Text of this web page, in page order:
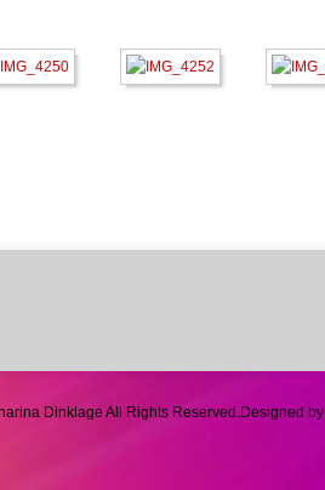
Dinklage All Rights Reserved.Designed by